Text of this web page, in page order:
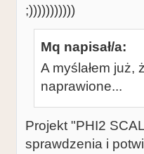
;)))))))))))
Mq napisał/a:
A myślałem już,
naprawione...
Projekt "PHI2
sprawdzenia i